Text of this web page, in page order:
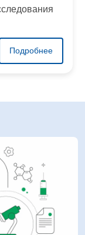
Подробнее